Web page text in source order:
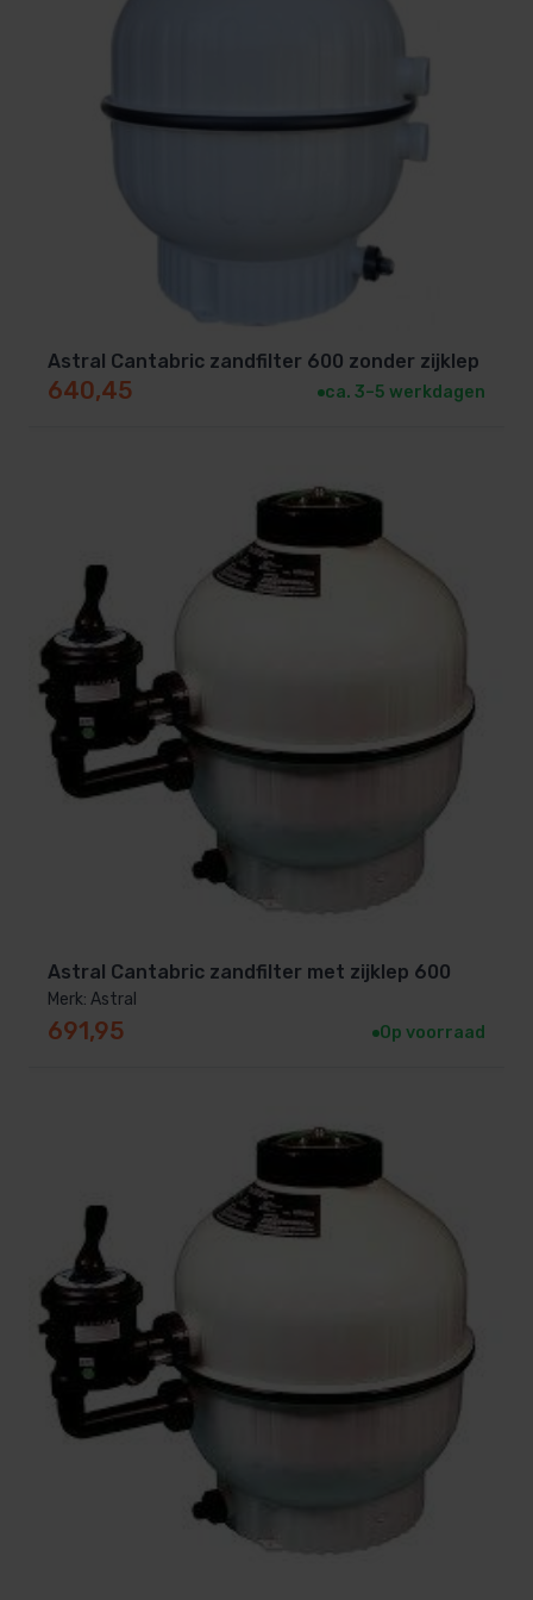
Astral Cantabric zandfilter 600 zonder zijklep
640,45 ca. 3–5 werkdagen
Astral Cantabric zandfilter met zijklep 600
Merk: Astral
691,95 Op voorraad